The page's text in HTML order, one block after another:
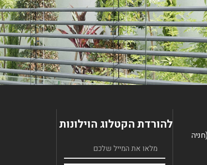
(חניה
להורדת הקטלוג הוילונות